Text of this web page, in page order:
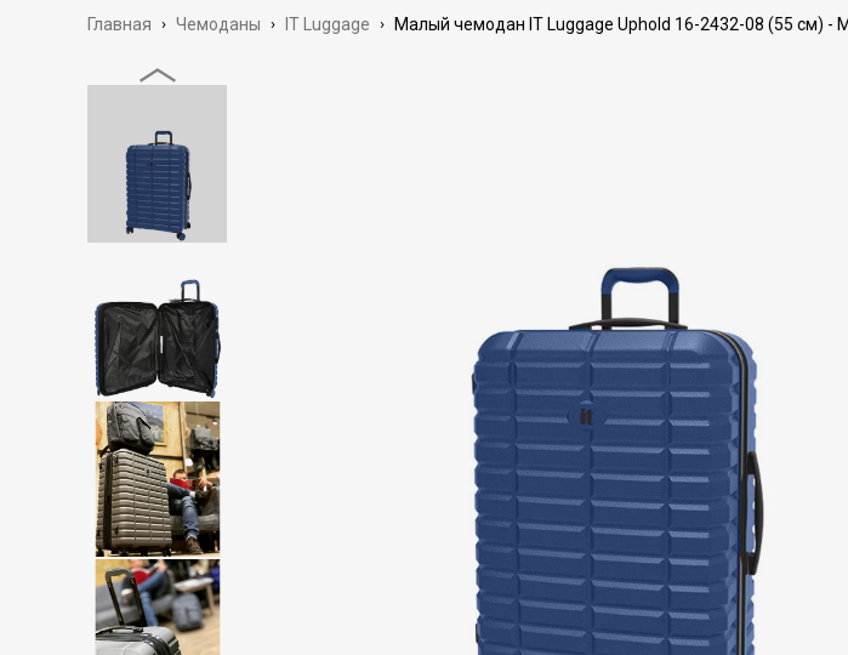
Главная › Чемоданы › IT Luggage › Малый чемодан IT Luggage Uphold 16-2432-08 (55 см) -